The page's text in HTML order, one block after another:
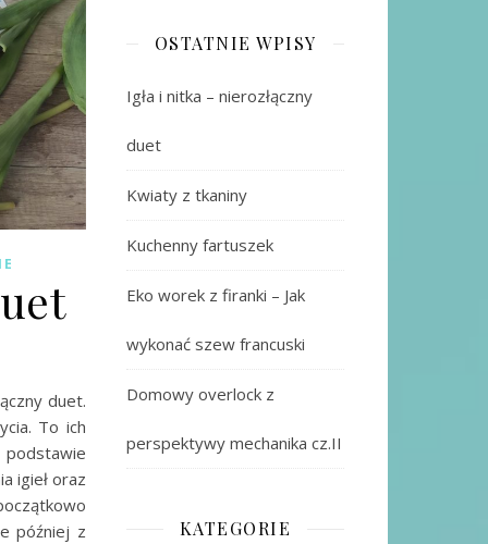
duet.
To ich
podstawie
igieł oraz
później z
OSTATNIE WPISY
Igła i nitka – nierozłączny
duet
Kwiaty z tkaniny
Kuchenny fartuszek
Eko worek z firanki – Jak
wykonać szew francuski
Domowy overlock z
perspektywy mechanika cz.II
KATEGORIE